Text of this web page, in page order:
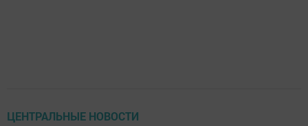
ЦЕНТРАЛЬНЫЕ НОВОСТИ